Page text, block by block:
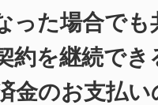
った場合で
約を継続で
金のお支払